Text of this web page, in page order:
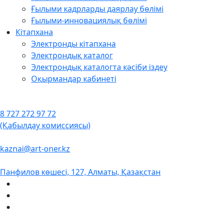
Ғылыми кадрларды даярлау бөлімі
Ғылыми-инновациялық бөлімі
Кітапхана
Электронды кітапхана
Электрондық каталог
Электрондық каталогта кәсіби іздеу
Оқырмандар кабинеті
8 727 272 97 72
(Қабылдау комиссиясы)
kaznai@art-oner.kz
Панфилов көшесі, 127, Алматы, Қазақстан